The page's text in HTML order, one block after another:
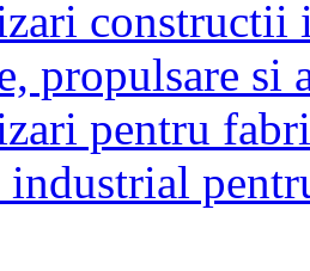
constructii
propulsare si
pentru
industrial